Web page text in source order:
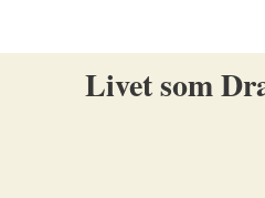
Livet som